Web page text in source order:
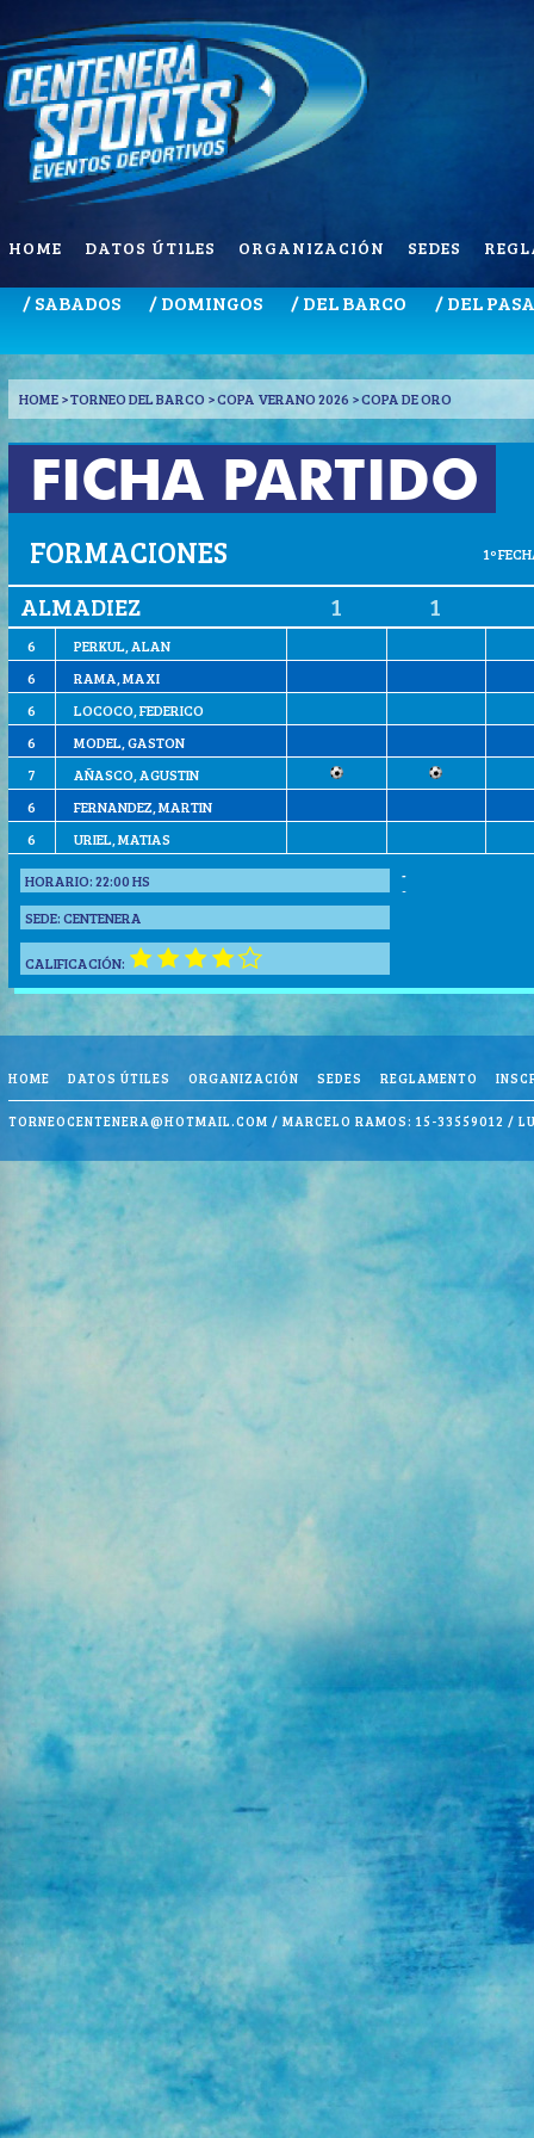
HOME DATOS ÚTILES ORGANIZACIÓN SEDES
/ SABADOS / DOMINGOS / DEL BARCO / DEL
HOME> TORNEO DEL BARCO > COPA VERANO 2026 > COPA DE ORO
FICHA PARTIDO
FORMACIONES 1º
ALMADIEZ 1 1
6
PERKUL, ALAN
6
RAMA, MAXI
6
LOCOCO, FEDERICO
6
MODEL, GASTON
7
AÑASCO, AGUSTIN
6
FERNANDEZ, MARTIN
6
URIEL, MATIAS
HORARIO:22:00 HS
SEDE:CENTENERA
CALIFICACIÓN:
-
-
HOME DATOS ÚTILES ORGANIZACIÓN SEDES REGLAMENTO
TORNEOCENTENERA@HOTMAIL.COM / MARCELO RAMOS: 15-33559012 /